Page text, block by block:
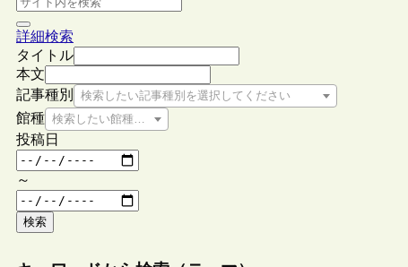
詳細検索
タイトル
本文
記事種別
検索したい記事種別を選択してください
館種 検索したい館種を選択してください
投稿日
～
検索